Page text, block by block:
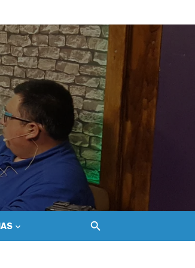
de Cáhuil